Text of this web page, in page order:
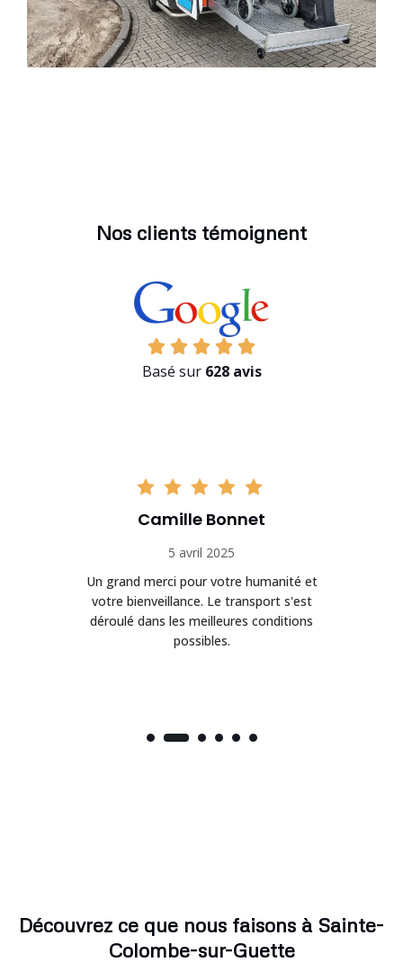
Nos clients témoignent
Basé sur 628 avis
Camille Bonnet
5 avril 2025
Un grand merci pour votre humanité et
votre bienveillance. Le transport s'est
déroulé dans les meilleures conditions
possibles.
Découvrez ce que nous faisons à Sainte-
Colombe-sur-Guette